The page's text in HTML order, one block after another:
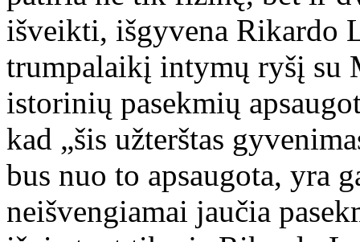
išveikti, išgyvena Rikardo
trumpalaikį intymų ryšį su
istorinių pasekmių
kad „šis užterštas
bus nuo to apsaugota, yra
neišvengiamai jaučia